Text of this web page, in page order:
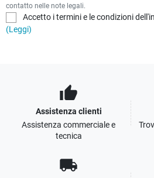
contatto nelle note legali.
Accetto i termini e le condizioni
(Leggi)
thumb_up
Assistenza clienti
Assistenza commerciale e
tecnica
local_shipping